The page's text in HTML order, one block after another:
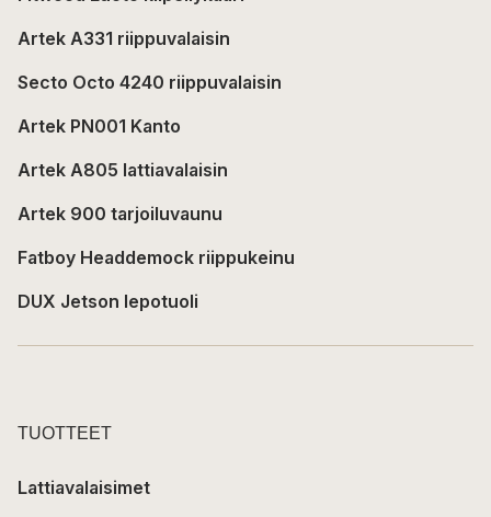
Artek A331 riippuvalaisin
Secto Octo 4240 riippuvalaisin
Artek PN001 Kanto
Artek A805 lattiavalaisin
Artek 900 tarjoiluvaunu
Fatboy Headdemock riippukeinu
DUX Jetson lepotuoli
TUOTTEET
Lattiavalaisimet